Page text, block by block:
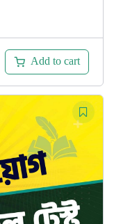
Add to cart